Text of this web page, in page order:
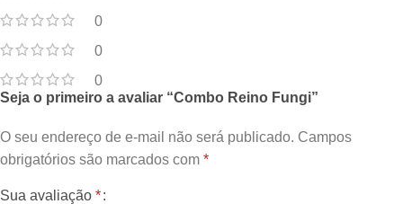
0
0
0
Seja o primeiro a avaliar “Combo Reino Fungi”
O seu endereço de e-mail não será publicado. Campos
obrigatórios são marcados com *
Sua avaliação *